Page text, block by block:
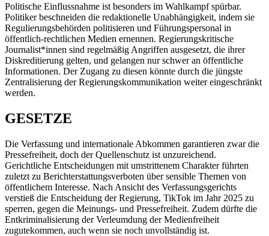
Politische Einflussnahme ist besonders im Wahlkampf spürbar.
Politiker beschneiden die redaktionelle Unabhängigkeit, indem sie
Regulierungsbehörden politisieren und Führungspersonal in
öffentlich-rechtlichen Medien ernennen. Regierungskritische
Journalist*innen sind regelmäßig Angriffen ausgesetzt, die ihrer
Diskreditierung gelten, und gelangen nur schwer an öffentliche
Informationen. Der Zugang zu diesen könnte durch die jüngste
Zentralisierung der Regierungskommunikation weiter eingeschränkt
werden.
GESETZE
Die Verfassung und internationale Abkommen garantieren zwar die
Pressefreiheit, doch der Quellenschutz ist unzureichend.
Gerichtliche Entscheidungen mit umstrittenem Charakter führten
zuletzt zu Berichterstattungsverboten über sensible Themen von
öffentlichem Interesse. Nach Ansicht des Verfassungsgerichts
verstieß die Entscheidung der Regierung, TikTok im Jahr 2025 zu
sperren, gegen die Meinungs- und Pressefreiheit. Zudem dürfte die
Entkriminalisierung der Verleumdung der Medienfreiheit
zugutekommen, auch wenn sie noch unvollständig ist.